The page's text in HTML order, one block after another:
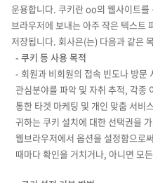
운용합니다. 쿠키란 oo의 웹사이트
브라우저에 보내는 아주 작은 텍스트
저장됩니다. 회사은(는) 다음과 같은
- 쿠키 등 사용 목적
- 회원과 비회원의 접속 빈도나 방문
관심분야를 파악 및 자취 추적, 각종
통한 타겟 마케팅 및 개인 맞춤 서비
귀하는 쿠키 설치에 대한 선택권을
웹브라우저에서 옵션을 설정함으로
때마다 확인을 거치거나, 아니면 모